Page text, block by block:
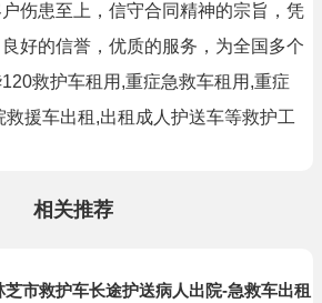
伤患至上，信守合同精神的宗旨，凭
好的信誉，优质的服务，为全国多个
救护车租用,重症急救车租用,重症
援车出租,出租成人护送车等救护工
相关推荐
芝市救护车长途护送病人出院-急救车出租